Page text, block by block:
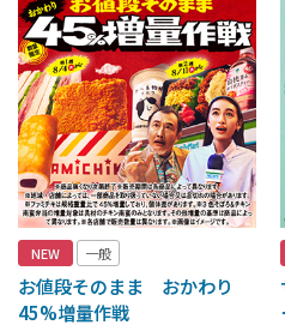
NEW 一般
お値段そのまま おかわり
45%増量作戦